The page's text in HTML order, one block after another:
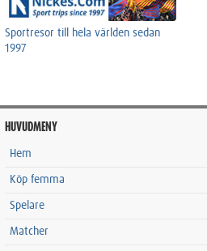
Sportresor till hela världen sedan
1997
HUVUDMENY
Hem
Köp femma
Spelare
Matcher